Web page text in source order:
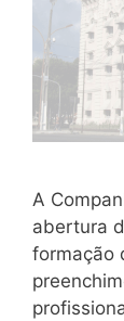
A
abertura
formação